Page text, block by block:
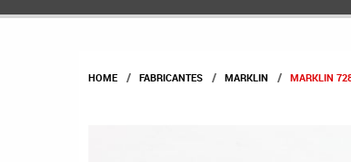
HOME FABRICANTES MARKLIN MARKLIN